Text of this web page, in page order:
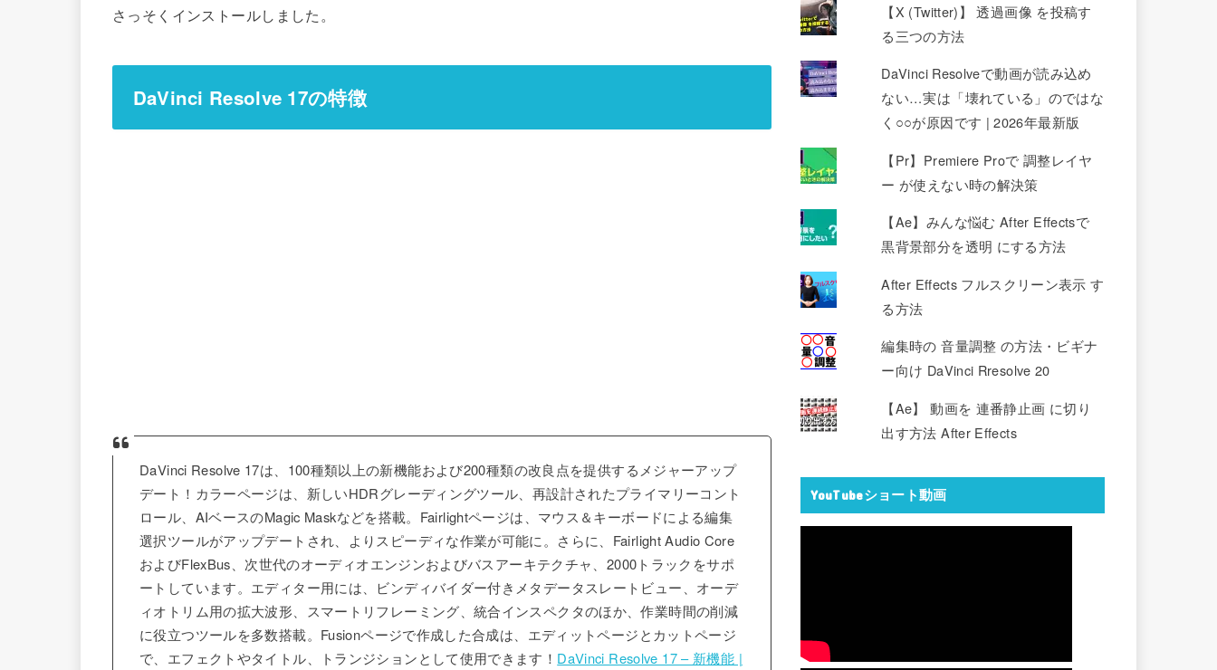
さっそくインストールしました。
DaVinci Resolve 17の特徴
DaVinci Resolve 17は、100種類以上の新機能および200種類の改良点を提供するメジャーアップ
デート！カラーページは、新しいHDRグレーディングツール、再設計されたプライマリーコント
ロール、AIベースのMagic Maskなどを搭載。Fairlightページは、マウス＆キーボードによる編集
選択ツールがアップデートされ、よりスピーディな作業が可能に。さらに、Fairlight Audio Core
およびFlexBus、次世代のオーディオエンジンおよびバスアーキテクチャ、2000トラックをサポ
ートしています。エディター用には、ビンディバイダー付きメタデータスレートビュー、オーデ
ィオトリム用の拡大波形、スマートリフレーミング、統合インスペクタのほか、作業時間の削減
に役立つツールを多数搭載。Fusionページで作成した合成は、エディットページとカットページ
で、エフェクトやタイトル、トランジションとして使用できます！ DaVinci Resolve 17 – 新機能 |
【X (Twitter)】 透過画像 を投稿す
る三つの方法
DaVinci Resolveで動画が読み込め
ない…実は「壊れている」のではな
く○○が原因です | 2026年最新版
【Pr】Premiere Proで 調整レイヤ
ー が使えない時の解決策
【Ae】みんな悩む After Effectsで
黒背景部分を透明 にする方法
After Effects フルスクリーン表示 す
る方法
編集時の 音量調整 の方法・ビギナ
ー向け DaVinci Rresolve 20
【Ae】 動画を 連番静止画 に切り
出す方法 After Effects
YouTubeショート動画